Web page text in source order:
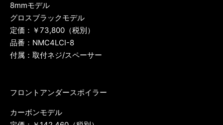
8mmモデル
グロスブラックモデル
定価：￥73,800（税別）
品番：NMC4LCI-8
付属：取付ネジ/スペーサー
フロントアンダースポイラー
カーボンモデル